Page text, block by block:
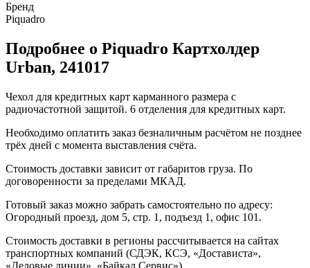
Бренд
Piquadro
Подробнее о Piquadro Картхолдер
Urban, 241017
Чехол для кредитных карт карманного размера с
радиочастотной защитой. 6 отделения для кредитных карт.
Необходимо оплатить заказ безналичным расчётом не позднее
трёх дней с момента выставления счёта.
Стоимость доставки зависит от габаритов груза. По
договоренности за пределами МКАД.
Готовый заказ можно забрать самостоятельно по адресу:
Огородный проезд, дом 5, стр. 1, подъезд 1, офис 101.
Стоимость доставки в регионы рассчитывается на сайтах
транспортных компаний (СДЭК, КСЭ, «Достависта»,
«Деловые линии», «Байкал Сервис»).